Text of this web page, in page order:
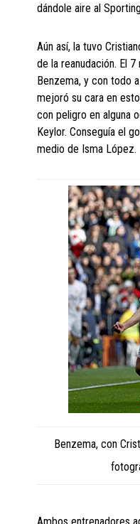
dándole aire al
Aún así, la tuvo
de la reanudación. El
Benzema, y con todo
mejoró su cara en
con peligro en alguna
Keylor. Conseguía el
medio de Isma López.
Benzema, con